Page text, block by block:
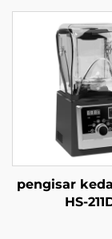
pengisar
HS-